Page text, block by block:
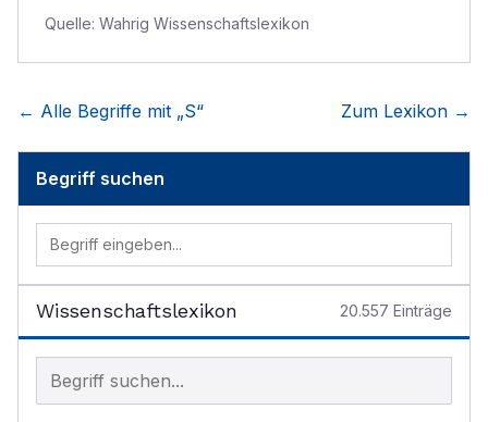
Quelle: Wahrig Wissenschaftslexikon
← Alle Begriffe mit „S“ Zum Lexikon →
Begriff suchen
Wissenschaftslexikon 20.557 Einträge
Begriff im Lexikon suchen